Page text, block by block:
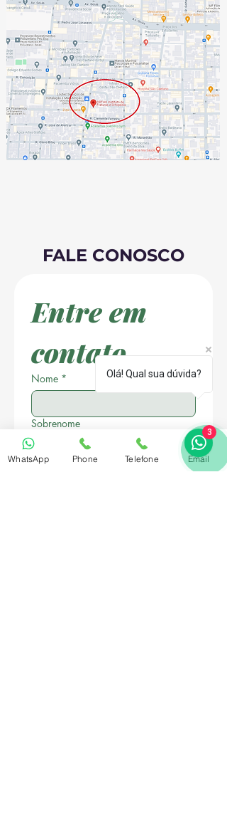
FALE CONOSCO
Entre em
contato
Nome *
Sobrenome
Email
WhatsApp Phone Telefone Email
Olá! Qual sua dúvida?
3